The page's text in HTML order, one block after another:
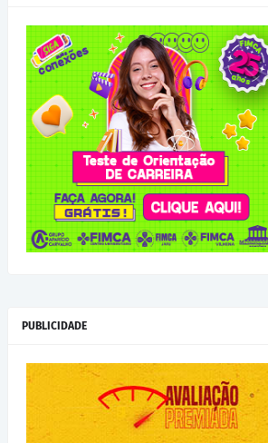
PUBLICIDADE